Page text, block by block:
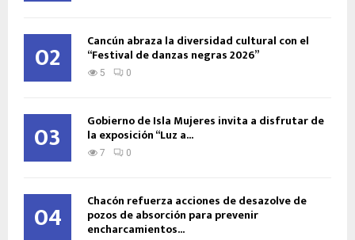
02 Cancún abraza la diversidad cultural con el
“Festival de danzas negras 2026”
5 0
03 Gobierno de Isla Mujeres invita a disfrutar de
la exposición “Luz a...
7 0
04 Chacón refuerza acciones de desazolve de
pozos de absorción para prevenir
encharcamientos...